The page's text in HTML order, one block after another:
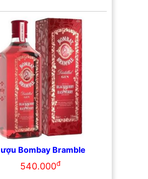
Bombay Bramble
540.000đ